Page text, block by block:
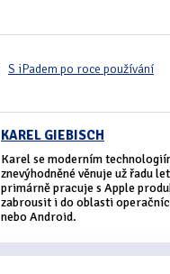
S iPadem po roce používání
KAREL GIEBISCH
Karel se moderním
znevýhodněné věnuje už řadu
primárně pracuje s Apple
zabrousit i do oblasti
nebo Android.